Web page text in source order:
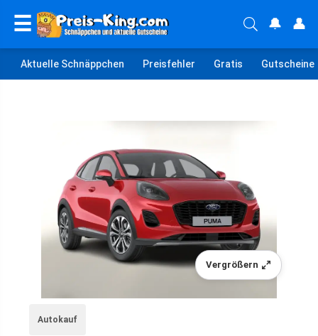
☰ 🔔 👤
Aktuelle Schnäppchen Preisfehler Gratis Gutscheine
Vergrößern
Autokauf